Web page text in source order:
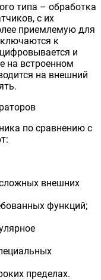
типа – обработка
с их
приемлемую для
к
и
на встроенном
на внешний
по сравнению с
внешних
функций;
пределах.